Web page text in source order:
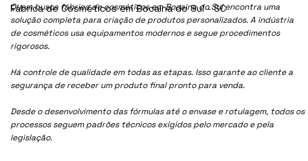
Quem busca fábrica de cosméticos em Bocaina do Sul encontra uma
solução completa para criação de produtos personalizados. A indústria
de cosméticos usa equipamentos modernos e segue procedimentos
rigorosos.
Há controle de qualidade em todas as etapas. Isso garante ao cliente a
segurança de receber um produto final pronto para venda.
Desde o desenvolvimento das fórmulas até o envase e rotulagem, todos os
processos seguem padrões técnicos exigidos pelo mercado e pela
legislação.
Fábrica de Cosméticos em Bocaina do Sul - SC